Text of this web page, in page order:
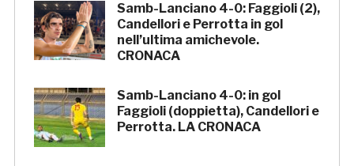
Samb-Lanciano 4-0: Faggioli (2),
Candellori e Perrotta in gol
nell’ultima amichevole.
CRONACA
Samb-Lanciano 4-0: in gol
Faggioli (doppietta), Candellori e
Perrotta. LA CRONACA